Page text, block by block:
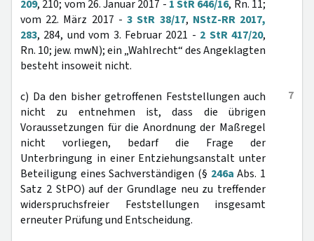
209, 210; vom 26. Januar 2017 - 1 StR 646/16, Rn. 11;
vom 22. März 2017 -3 StR 38/17, NStZ-RR 2017,
283, 284, und vom 3. Februar 2021 - 2 StR 417/20,
Rn. 10; jew. mwN); ein „Wahlrecht“ des Angeklagten
besteht insoweit nicht.
7
c) Da den bisher getroffenen Feststellungen auch
nicht zu entnehmen ist, dass die übrigen
Voraussetzungen für die Anordnung der Maßregel
nicht vorliegen, bedarf die Frage der
Unterbringung in einer Entziehungsanstalt unter
Beteiligung eines Sachverständigen (§ 246a Abs. 1
Satz 2 StPO) auf der Grundlage neu zu treffender
widerspruchsfreier Feststellungen insgesamt
erneuter Prüfung und Entscheidung.